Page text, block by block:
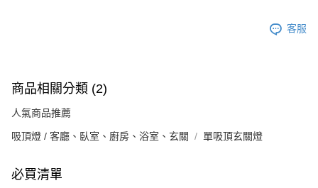
客服
商品相關分類 (2)
人氣商品推薦
吸頂燈 / 客廳、臥室、廚房、浴室、玄關 單吸頂玄關燈
必買清單